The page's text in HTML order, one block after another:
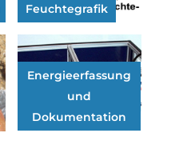
Feuchtegrafik
Energieerfassung
und
Dokumentation